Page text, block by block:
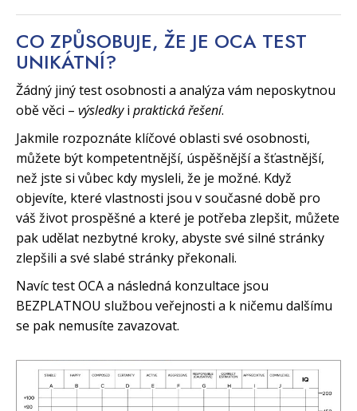
CO ZPŮSOBUJE, ŽE JE OCA TEST
UNIKÁTNÍ?
Žádný jiný test osobnosti a analýza vám neposkytnou
obě věci – výsledkyi praktická řešení.
Jakmile rozpoznáte klíčové oblasti své osobnosti,
můžete být kompetentnější, úspěšnější a šťastnější,
než jste si vůbec kdy mysleli, že je možné. Když
objevíte, které vlastnosti jsou v současné době pro
váš život prospěšné a které je potřeba zlepšit, můžete
pak udělat nezbytné kroky, abyste své silné stránky
zlepšili a své slabé stránky překonali.
Navíc test OCA a následná konzultace jsou
BEZPLATNOU službou veřejnosti a k ničemu dalšímu
se pak nemusíte zavazovat.